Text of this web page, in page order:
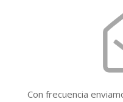
Con frecuencia